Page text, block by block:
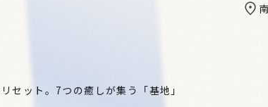
セット。7つの癒しが集う「基地」